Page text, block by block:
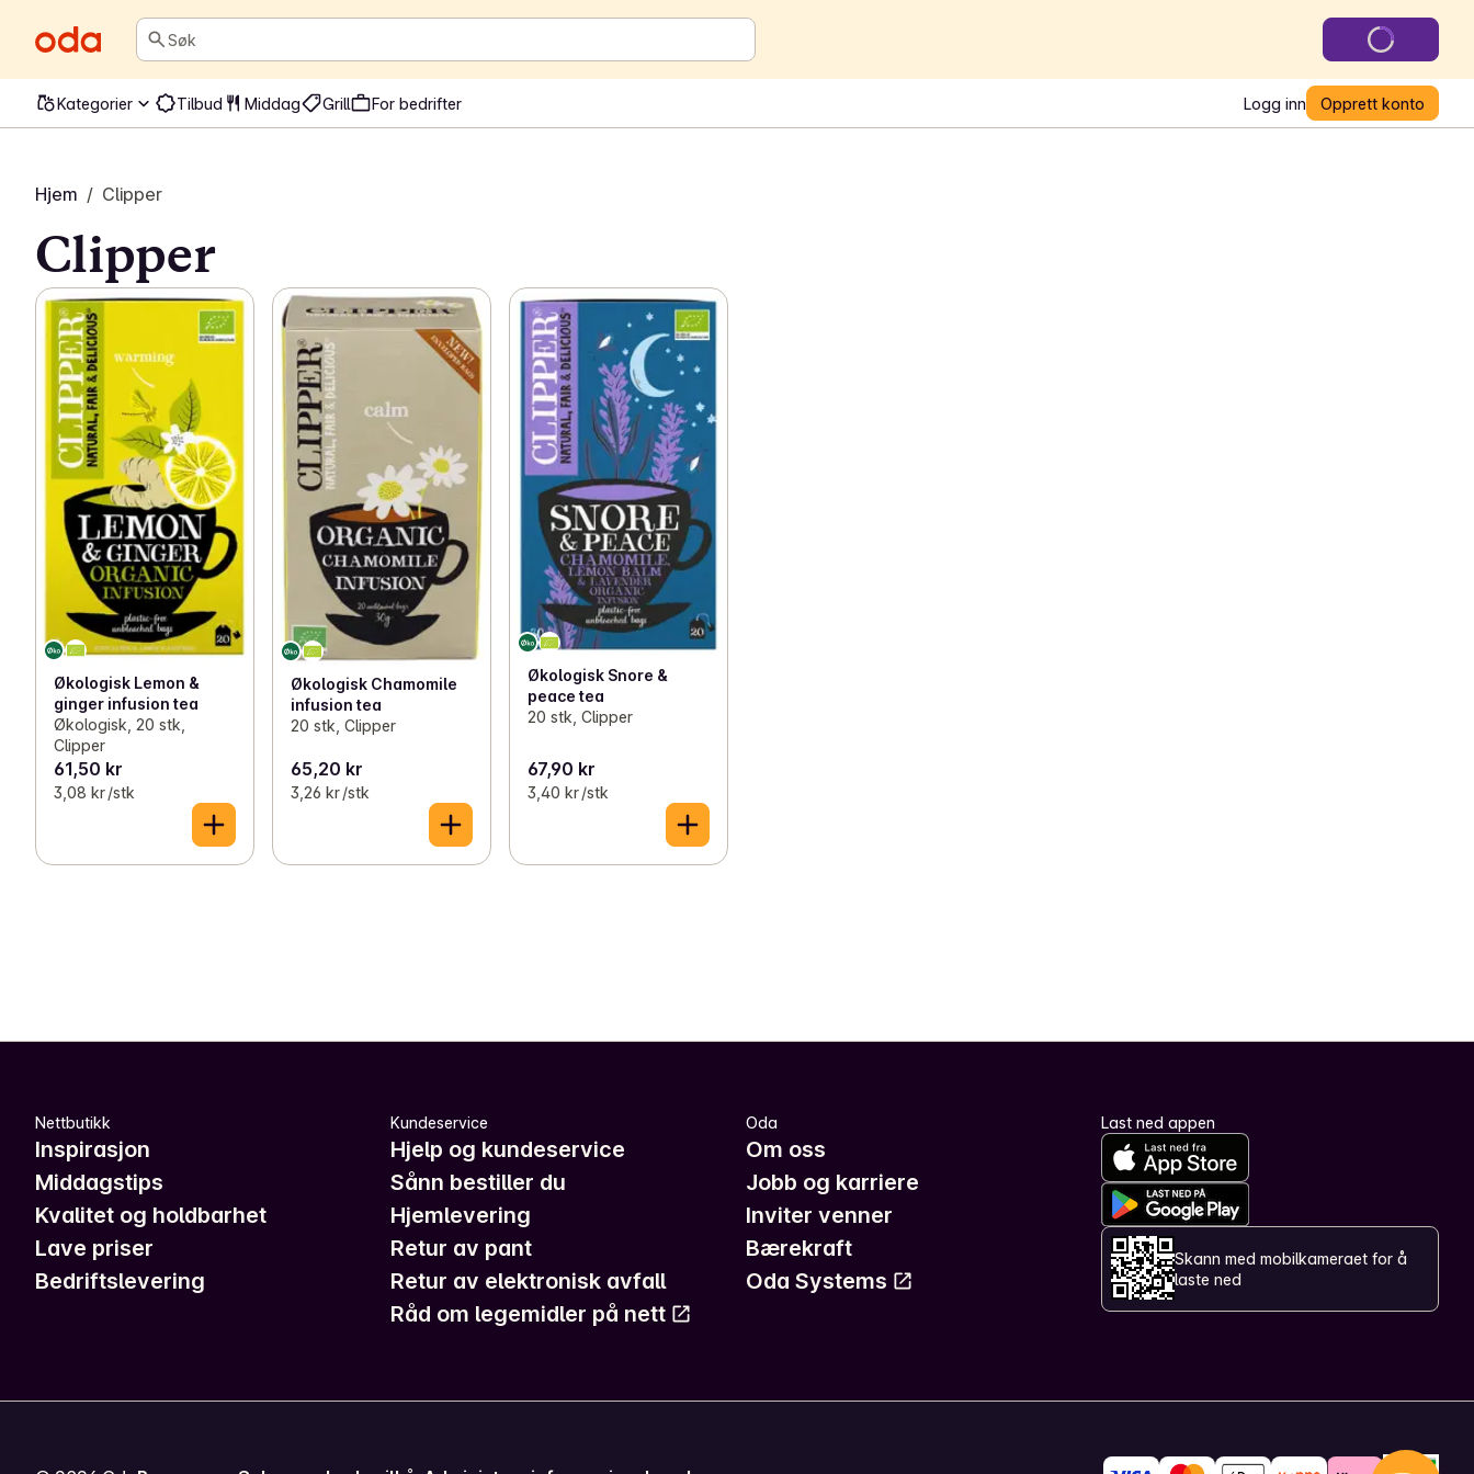
Søk
Kategorier Tilbud Middag Grill For bedrifter Logg inn Opprett konto
Hjem / Clipper
Clipper
Økologisk Lemon &
ginger infusion tea
Økologisk, 20 stk,
Clipper
61,50 kr
3,08 kr /stk
Økologisk Chamomile
infusion tea
20 stk, Clipper
65,20 kr
3,26 kr /stk
Økologisk Snore &
peace tea
20 stk, Clipper
67,90 kr
3,40 kr /stk
Nettbutikk
Inspirasjon
Middagstips
Kvalitet og holdbarhet
Lave priser
Bedriftslevering
Kundeservice
Hjelp og kundeservice
Sånn bestiller du
Hjemlevering
Retur av pant
Retur av elektronisk avfall
Råd om legemidler på nett
Oda
Om oss
Jobb og karriere
Inviter venner
Bærekraft
Oda Systems
Last ned appen
Skann med mobilkameraet for å
laste ned